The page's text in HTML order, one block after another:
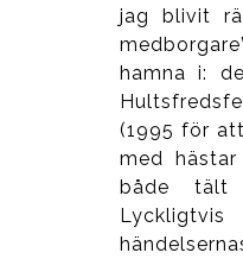
jag blivit
hamna i:
(1995 för
med
både tält